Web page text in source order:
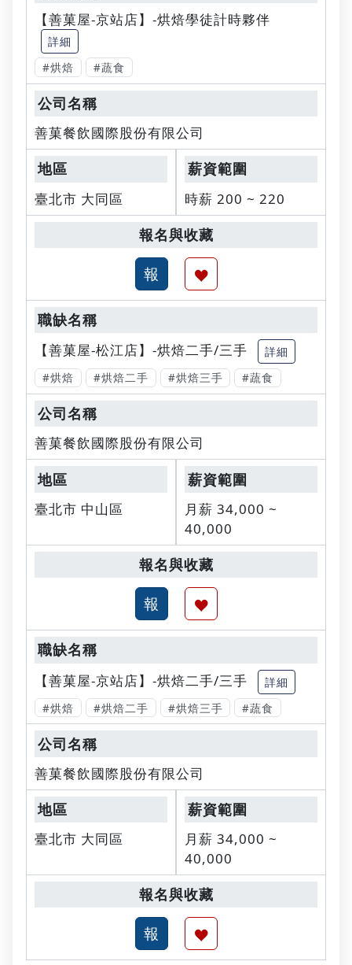
【善菓屋-京站店】-烘焙學徒計時夥伴
詳細
#烘焙
#蔬食
善菓餐飲國際股份有限公司
臺北市 大同區 時薪 200 ~ 220
【善菓屋-松江店】-烘焙二手/三手
詳細
#烘焙
#烘焙二手 #烘焙三手 #蔬食
善菓餐飲國際股份有限公司
臺北市 中山區
月薪 34,000 ~
40,000
【善菓屋-京站店】-烘焙二手/三手
詳細
#烘焙
#烘焙二手 #烘焙三手 #蔬食
善菓餐飲國際股份有限公司
臺北市 大同區
月薪 34,000 ~
40,000